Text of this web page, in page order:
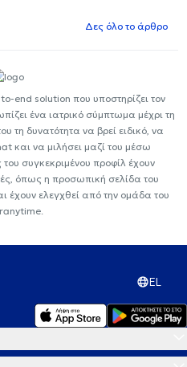
Δες όλο το άρθρο
end solution που υποστηρίζει τον
ένα ιατρικό σύμπτωμα μέχρι τη
τη δυνατότητα να βρεί ειδικό, να
και να μιλήσει μαζί του μέσω
συγκεκριμένου προφίλ έχουν
όπως η προσωπική σελίδα του
έχουν ελεγχθεί από την ομάδα του
EL